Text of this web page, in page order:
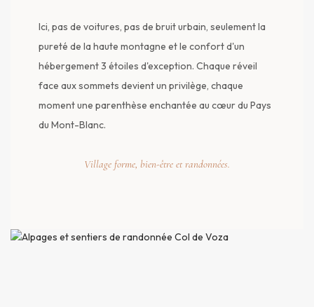
Ici, pas de voitures, pas de bruit urbain, seulement la
pureté de la haute montagne et le confort d'un
hébergement 3 étoiles d'exception. Chaque réveil
face aux sommets devient un privilège, chaque
moment une parenthèse enchantée au cœur du Pays
du Mont-Blanc.
Village forme, bien-être et randonnées.